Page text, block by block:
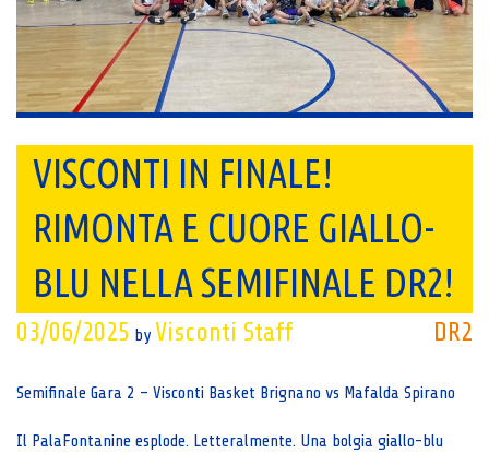
VISCONTI IN FINALE!
RIMONTA E CUORE GIALLO-
BLU NELLA SEMIFINALE DR2!
DR2
03/06/2025 by Visconti Staff
Semifinale Gara 2 – Visconti Basket Brignano vs Mafalda Spirano
Il PalaFontanine esplode. Letteralmente. Una bolgia giallo-blu